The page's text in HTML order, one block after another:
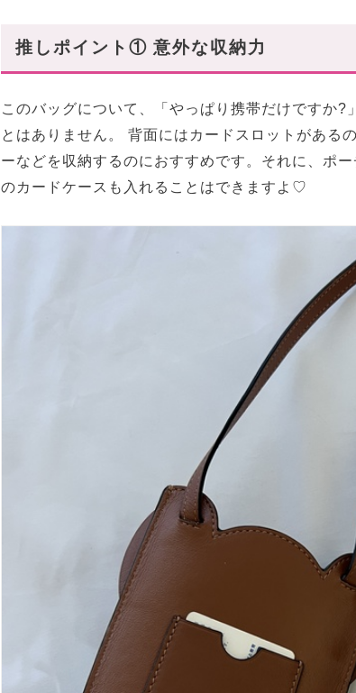
推しポイント① 意外な収納力
このバッグについて、「やっぱり携帯だけですか?
とはありません。 背面にはカードスロットがある
ーなどを収納するのにおすすめです。それに、ポ
のカードケースも入れることはできますよ♡